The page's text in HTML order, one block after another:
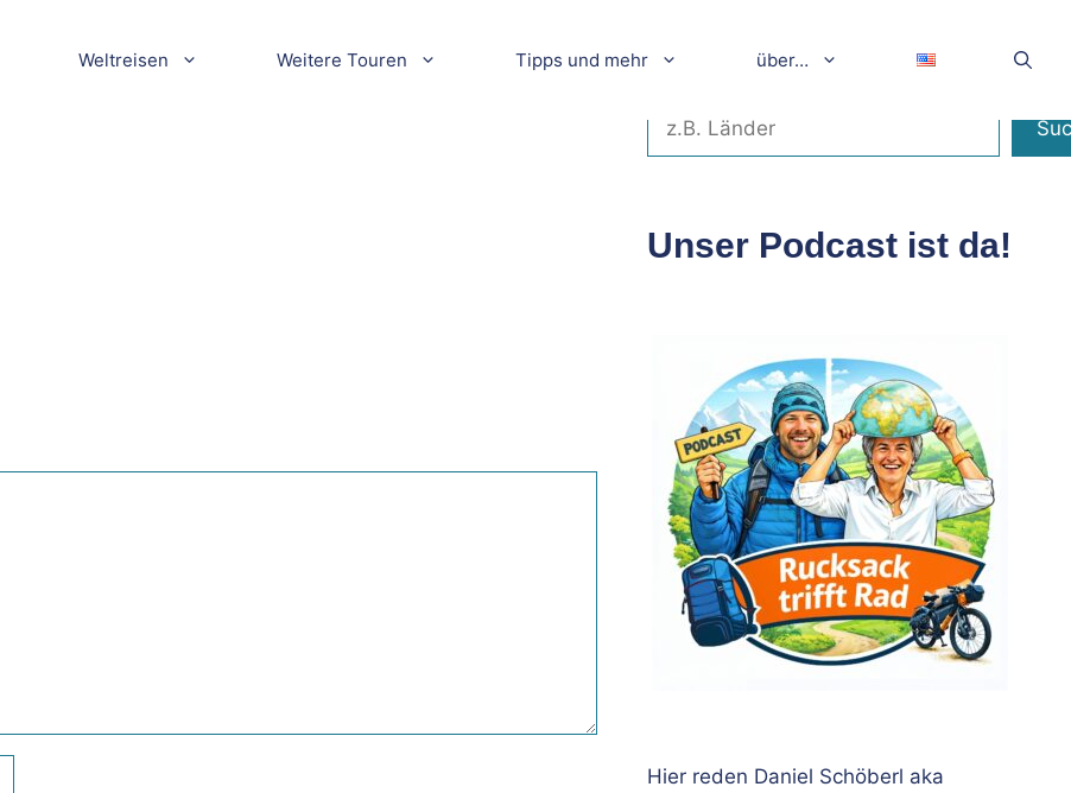
Weltreisen Weitere Touren Tipps und mehr über…
Unser Podcast ist da!
Hier reden Daniel Schöberl aka